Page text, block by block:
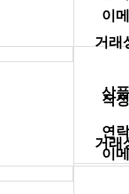
이
거래
작
연
이
상
거래